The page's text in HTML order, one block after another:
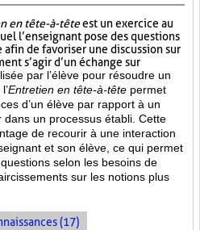
en tête-à-têteest un exercice au
l’enseignant pose des questions
afin de favoriser une discussion sur
s’agir d’un échange sur
par l’élève pour résoudre un
Entretien en tête-à-tête permet
d’un élève par rapport à un
un processus établi. Cette
de recourir à une interaction
et son élève, ce qui permet
selon les besoins de
sur les notions plus
(17)